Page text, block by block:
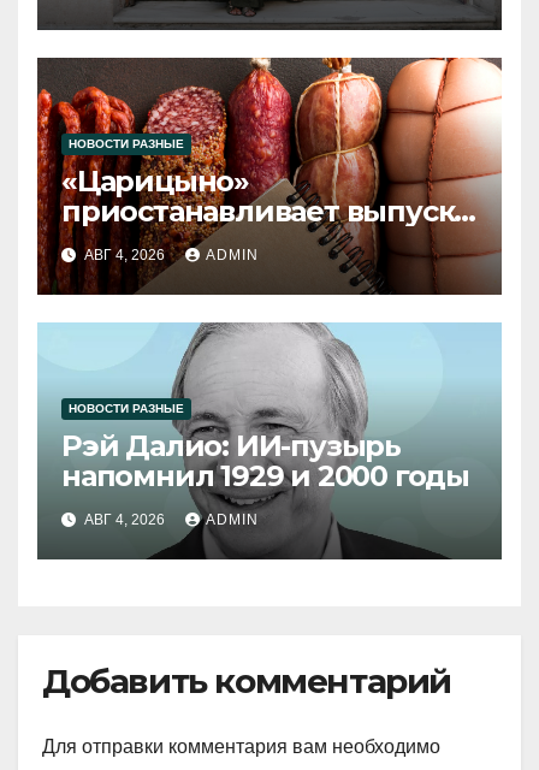
НОВОСТИ РАЗНЫЕ
«Царицыно»
приостанавливает выпуск
продукции
АВГ 4, 2026 ADMIN
НОВОСТИ РАЗНЫЕ
Рэй Далио: ИИ-пузырь
напомнил 1929 и 2000 годы
АВГ 4, 2026 ADMIN
Добавить комментарий
Для отправки комментария вам необходимо